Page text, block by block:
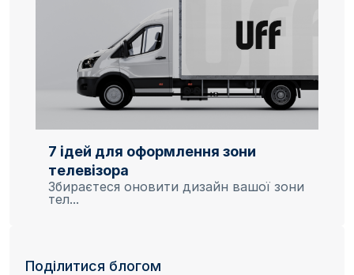
7 ідей для оформлення зони
телевізора
Збираєтеся оновити дизайн вашої зони
тел...
Поділитися блогом